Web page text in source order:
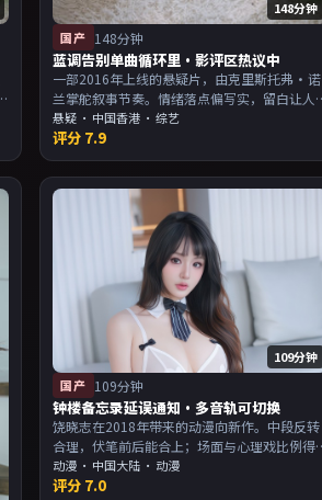
148分钟
国产 148分钟
蓝调告别单曲循环里·影评区热议中
一部2016年上线的悬疑片，由克里斯托弗·诺
兰掌舵叙事节奏。情绪落点偏写实，留白让人
回味；片尾余韵足，讨论空间大。主演以演技
派为主，适合喜欢强叙事与人物关系的观众加
入片单。
悬疑 · 中国香港 · 综艺
评分 7.9
109分钟
国产 109分钟
钟楼备忘录延误通知·多音轨可切换
饶晓志在2018年带来的动漫向新作。中段反转
合理，伏笔前后能合上；场面与心理戏比例得
当。主演以演技派为主，适合喜欢强叙事与人
物关系的观众加入片单。
动漫 · 中国大陆 · 动漫
评分 7.0